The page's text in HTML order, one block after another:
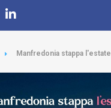
Manfredonia stappa l'estate